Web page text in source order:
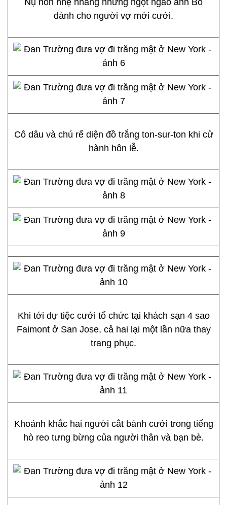
Nụ hôn nhẹ nhàng nhưng ngọt ngào anh Bo
dành cho người vợ mới cưới.
Cô dâu và chú rể diện đồ trắng ton-sur-ton khi cử
hành hôn lễ.
Khi tới dự tiệc cưới tổ chức tại khách sạn 4 sao
Faimont ở San Jose, cả hai lại một lần nữa thay
trang phục.
Khoảnh khắc hai người cắt bánh cưới trong tiếng
hò reo tưng bừng của người thân và bạn bè.